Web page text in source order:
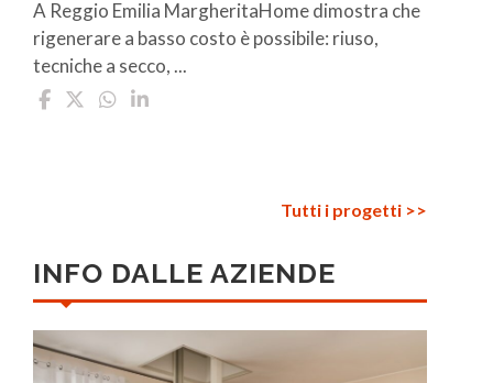
A Reggio Emilia MargheritaHome dimostra che
rigenerare a basso costo è possibile: riuso,
tecniche a secco, ...
Tutti i progetti >>
INFO DALLE AZIENDE